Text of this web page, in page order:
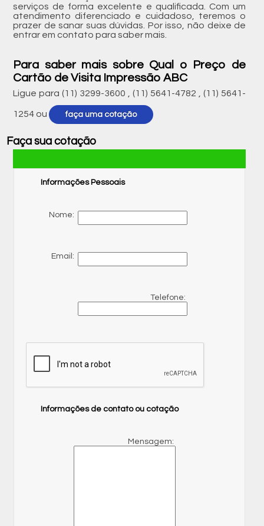
serviços de forma excelente e qualificada. Com um
atendimento diferenciado e cuidadoso, teremos o
prazer de sanar suas dúvidas. Por isso, não deixe de
entrar em contato para saber mais.
Para saber mais sobre Qual o Preço de
Cartão de Visita Impressão ABC
Ligue para (11) 3299-3600 ,(11) 5641-4782 ,(11) 5641-
1254 ou faça uma cotação
Faça sua cotação
Informações Pessoais
Nome:
Email:
Telefone:
Informações de contato ou cotação
Mensagem: